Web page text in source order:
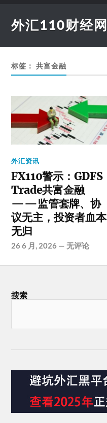
外汇110财经网
标签：共富金融
外汇资讯
FX110警示：GDFS
Trade共富金融
——监管套牌、协
议无主，投资者血本
无归
26 6 月, 2026 —无评论
搜索